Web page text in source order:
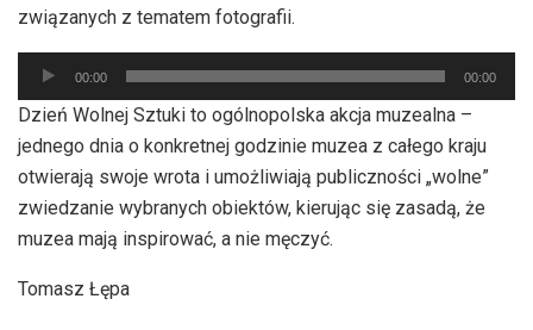
związanych z tematem fotografii.
Odtwarzacz
plików
dźwiękowych
00:00 00:00
Dzień Wolnej Sztuki to ogólnopolska akcja muzealna –
jednego dnia o konkretnej godzinie muzea z całego kraju
otwierają swoje wrota i umożliwiają publiczności „wolne”
zwiedzanie wybranych obiektów, kierując się zasadą, że
muzea mają inspirować, a nie męczyć.
Tomasz Łępa